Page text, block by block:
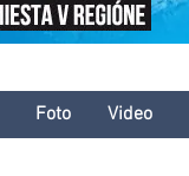
Foto Video